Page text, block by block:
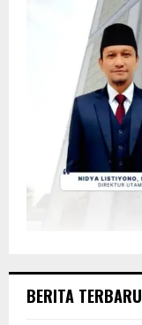
BERITA TERBARU